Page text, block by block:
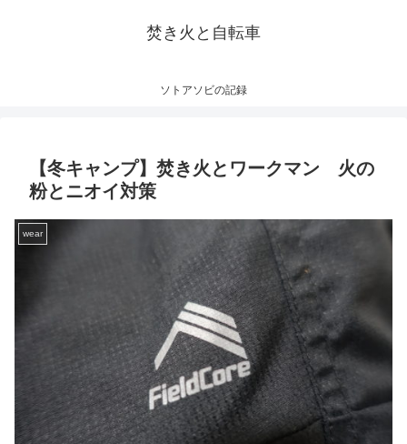
焚き火と自転車
ソトアソビの記録
【冬キャンプ】焚き火とワークマン 火の
粉とニオイ対策
wear